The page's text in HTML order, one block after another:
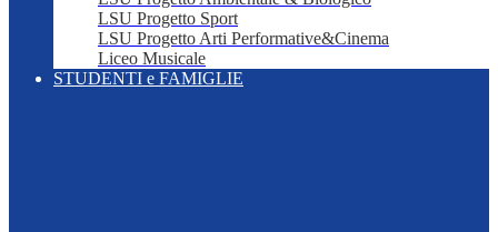
LSU Progetto Sport
LSU Progetto Arti Performative&Cinema
Liceo Musicale
STUDENTI e FAMIGLIE